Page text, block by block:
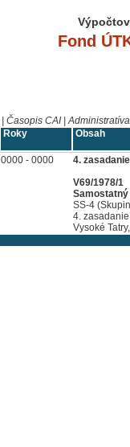
Fond
Časopis CAI |Administratíva
Roky Obsah
0000 - 0000
4.
V69/1978/1
SS-4
4. zasadanie
Vysoké